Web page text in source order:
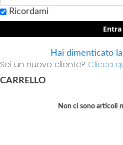
Ricordami
Entra
Hai dimenticato
Sei un nuovo cliente? Clicca
CARRELLO
Non ci sono articoli